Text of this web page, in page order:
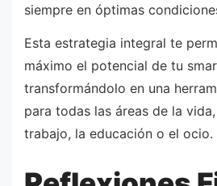
siempre en óptimas
Esta estrategia integral te
máximo el potencial de tu
transformándolo en una
para todas las áreas de la
trabajo, la educación o el ocio.